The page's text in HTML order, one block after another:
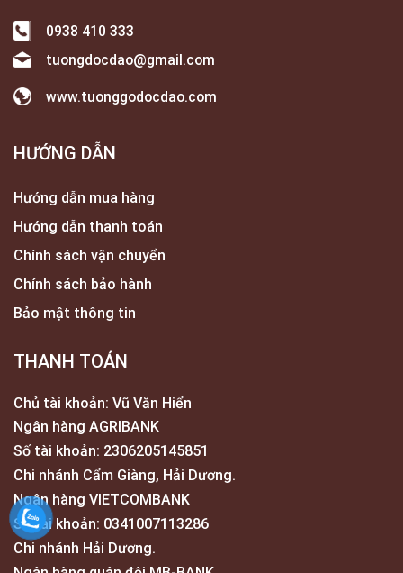
0938 410 333
tuongdocdao@gmail.com
www.tuonggodocdao.com
HƯỚNG DẪN
Hướng dẫn mua hàng
Hướng dẫn thanh toán
Chính sách vận chuyển
Chính sách bảo hành
Bảo mật thông tin
THANH TOÁN
Chủ tài khoản: Vũ Văn Hiển
Ngân hàng AGRIBANK
Số tài khoản: 2306205145851
Chi nhánh Cẩm Giàng, Hải Dương.
Ngân hàng VIETCOMBANK
Số tài khoản: 0341007113286
Chi nhánh Hải Dương.